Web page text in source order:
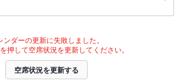
ンダーの更新に失敗しました。
押して空席状況を更新してください。
空席状況を更新する